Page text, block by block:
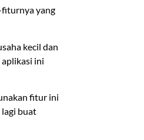
fiturnya yang
kecil dan
aplikasi ini
fitur ini
lagi buat